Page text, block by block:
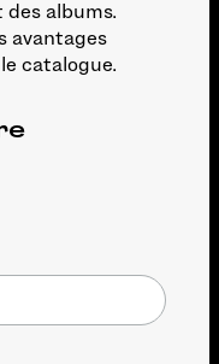
des albums.
avantages
catalogue.